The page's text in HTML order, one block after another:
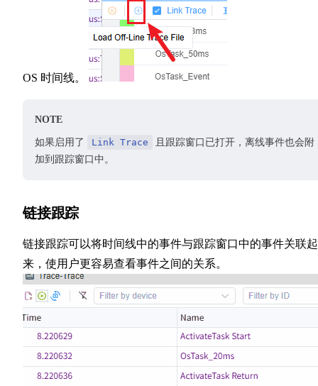
OS 时间线。
NOTE
如果启用了 Link Trace
且跟踪窗口已打开，离线事件也会附
加到跟踪窗口中。
链接跟踪
链接跟踪可以将时间线中的事件与跟踪窗口中的事件关联起
来，使用户更容易查看事件之间的关系。